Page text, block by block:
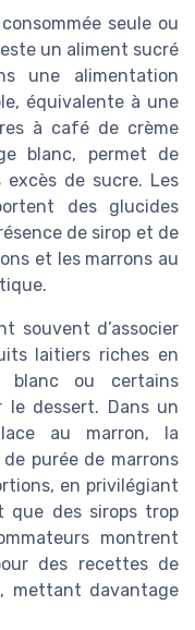
seule ou
un aliment sucré
une alimentation
équivalente à une
à café de crème
blanc, permet de
de sucre. Les
des glucides
de sirop et de
et les marrons au
souvent d’associer
laitiers riches en
blanc ou certains
le dessert. Dans un
au marron, la
purée de marrons
en privilégiant
que des sirops trop
montrent
des recettes de
mettant davantage